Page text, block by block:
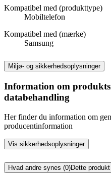
Kompatibel med (produkttype)
Mobiltelefon
Kompatibel med (mærke)
Samsung
Miljø- og sikkerhedsoplysninger
Information om
databehandling
Her finder du information om
producentinformation
Vis sikkerhedsoplysninger
Hvad andre synes (0)Dette